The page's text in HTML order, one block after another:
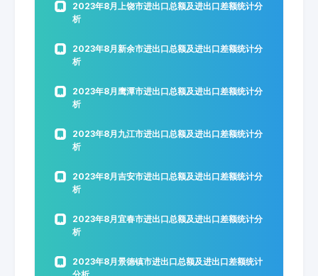
2023年8月上饶市进出口总额及进出口差额统计分
析
2023年8月新余市进出口总额及进出口差额统计分
析
2023年8月鹰潭市进出口总额及进出口差额统计分
析
2023年8月九江市进出口总额及进出口差额统计分
析
2023年8月吉安市进出口总额及进出口差额统计分
析
2023年8月宜春市进出口总额及进出口差额统计分
析
2023年8月景德镇市进出口总额及进出口差额统计